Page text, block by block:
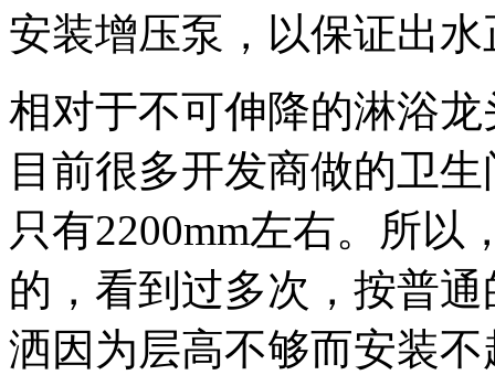
安装增压泵，以保证出水
相对于不可伸降的淋浴
目前很多开发商做的卫
只有2200mm左右。所
的，看到过多次，按普
洒因为层高不够而安装